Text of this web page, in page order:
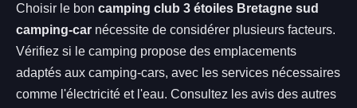
Choisir le bon camping club 3 étoiles Bretagne sud
camping-car nécessite de considérer plusieurs facteurs.
Vérifiez si le camping propose des emplacements
adaptés aux camping-cars, avec les services nécessaires
comme l'électricité et l'eau. Consultez les avis des autres